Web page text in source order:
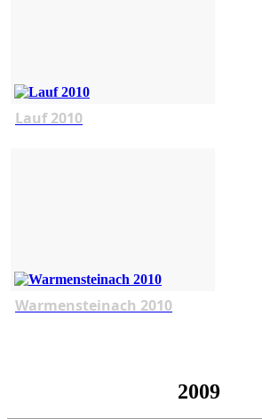
Lauf 2010
Warmensteinach 2010
2009